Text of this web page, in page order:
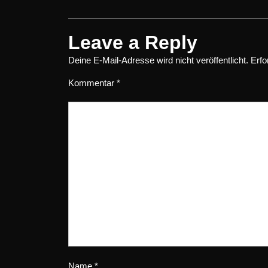
Leave a Reply
Deine E-Mail-Adresse wird nicht veröffentlicht.
Kommentar *
Name *